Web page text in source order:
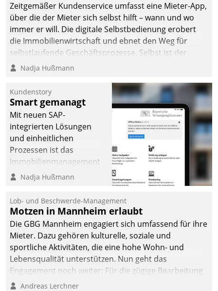
Zeitgemäßer Kundenservice umfasst eine Mieter-App,
über die der Mieter sich selbst hilft – wann und wo
immer er will. Die digitale Selbstbedienung erobert
die Immobilienwirtschaft und ebnet den Weg für
selbstlaufende Geschäftsprozesse. Selbst ist der
Kunde und smart der Serviceanbieter.
Nadja Hußmann
Kundenstory
Smart gemanagt
Mit neuen SAP-
integrierten Lösungen
und einheitlichen
Prozessen ist das
Immobilienmanagement
der Bayerischen
Ressort Kapitalanlage für
künftige Aufgaben und
Herausforderungen
gerüstet.
Nadja Hußmann
Lob- und Beschwerde-Management
Motzen in Mannheim erlaubt
Die GBG Mannheim engagiert sich umfassend für ihre
Mieter. Dazu gehören kulturelle, soziale und
sportliche Aktivitäten, die eine hohe Wohn- und
Lebensqualität unterstützen. Nun geht das
Engagement noch weiter: Für die zügige Bearbeitung
von Beschwerden – oder Lob – richtet das
Andreas Lerchner